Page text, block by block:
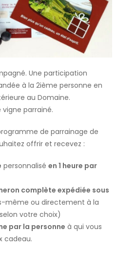
Une participation
à la 2ième personne en
au Domaine.
parrainé.
de parrainage de
offrir et recevez :
personnalisé en 1 heure par
complète expédiée sous
même ou directement à la
votre choix)
par la personne à qui vous
cadeau.